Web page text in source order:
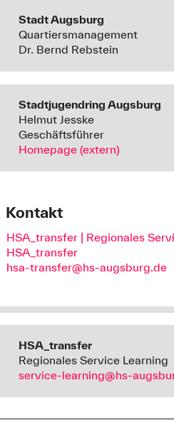
Stadt Augsburg
Quartiersmanagement
Dr. Bernd Rebstein
Stadtjugendring Augsburg
Helmut Jesske
Geschäftsführer
Homepage (extern)
Kontakt
HSA_transfer | Regionales
HSA_transfer
hsa-transfer@hs-augsburg.de
HSA_transfer
Regionales Service Learning
service-learning@hs-